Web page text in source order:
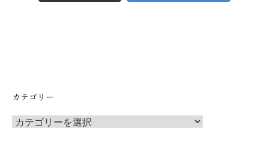
カテゴリー
カ